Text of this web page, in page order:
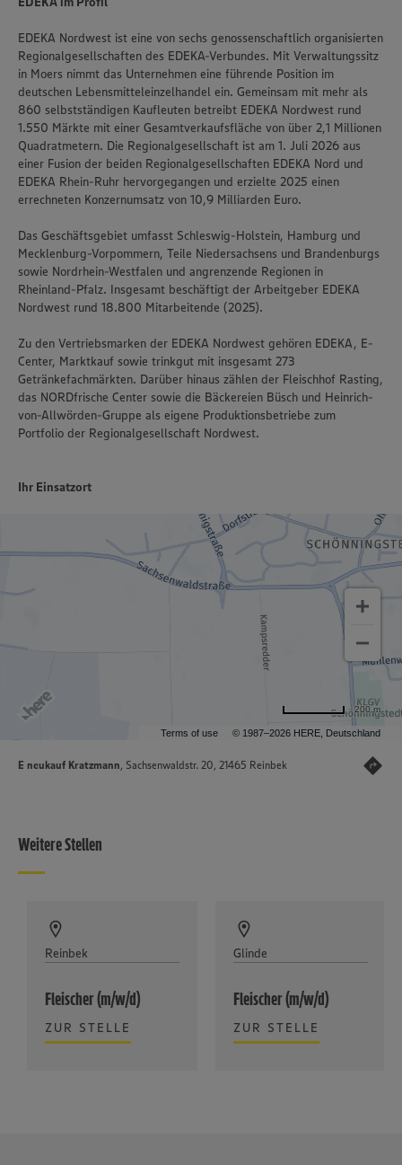
EDEKA Nordwest ist eine von sechs genossenschaftlich organisierten
Regionalgesellschaften des EDEKA-Verbundes. Mit Verwaltungssitz
in Moers nimmt das Unternehmen eine führende Position im
deutschen Lebensmitteleinzelhandel ein. Gemeinsam mit mehr als
860 selbstständigen Kaufleuten betreibt EDEKA Nordwest rund
1.550 Märkte mit einer Gesamtverkaufsfläche von über 2,1 Millionen
Quadratmetern. Die Regionalgesellschaft ist am 1. Juli 2026 aus
einer Fusion der beiden Regionalgesellschaften EDEKA Nord und
EDEKA Rhein-Ruhr hervorgegangen und erzielte 2025 einen
errechneten Konzernumsatz von 10,9 Milliarden Euro.
Das Geschäftsgebiet umfasst Schleswig-Holstein, Hamburg und
Mecklenburg-Vorpommern, Teile Niedersachsens und Brandenburgs
sowie Nordrhein-Westfalen und angrenzende Regionen in
Rheinland-Pfalz. Insgesamt beschäftigt der Arbeitgeber EDEKA
Nordwest rund 18.800 Mitarbeitende (2025).
Zu den Vertriebsmarken der EDEKA Nordwest gehören EDEKA, E-
Center, Marktkauf sowie trinkgut mit insgesamt 273
Getränkefachmärkten. Darüber hinaus zählen der Fleischhof Rasting,
das NORDfrische Center sowie die Bäckereien Büsch und Heinrich-
von-Allwörden-Gruppe als eigene Produktionsbetriebe zum
Portfolio der Regionalgesellschaft Nordwest.
Ihr Einsatzort
Terms of use © 1987–2026 HERE, Deutschland
200 m
E neukauf Kratzmann, Sachsenwaldstr. 20, 21465 Reinbek
Weitere Stellen
Reinbek
Fleischer (m/w/d)
ZUR STELLE
Glinde
Fleischer (m/w/d)
ZUR STELLE